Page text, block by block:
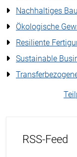
Nachhaltiges
Ökologische
Resiliente
Sustainable
RSS-Feed